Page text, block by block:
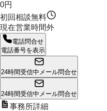
0円
初回相談無料
現在営業時間外
電話問合せ
電話番号を表示
24時間受信中 メール問合せ
24時間受信中 メール問合せ
事務所詳細